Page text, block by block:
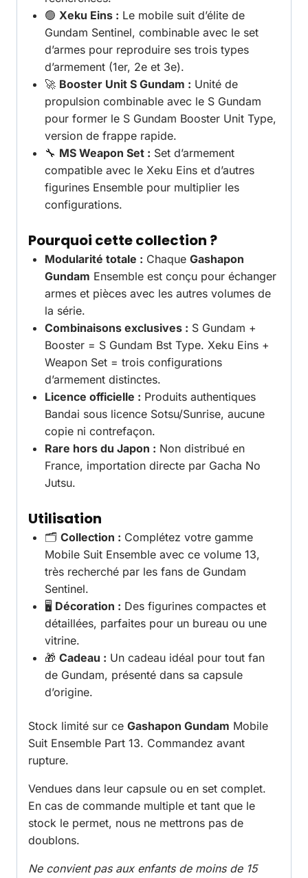
🟢 Xeku Eins : Le mobile suit d’élite de
Gundam Sentinel, combinable avec le set
d’armes pour reproduire ses trois types
d’armement (1er, 2e et 3e).
🚀 Booster Unit S Gundam : Unité de
propulsion combinable avec le S Gundam
pour former le S Gundam Booster Unit Type,
version de frappe rapide.
🔧 MS Weapon Set : Set d’armement
compatible avec le Xeku Eins et d’autres
figurines Ensemble pour multiplier les
configurations.
Pourquoi cette collection ?
Modularité totale : Chaque Gashapon
Gundam Ensemble est conçu pour échanger
armes et pièces avec les autres volumes de
la série.
Combinaisons exclusives : S Gundam +
Booster = S Gundam Bst Type. Xeku Eins +
Weapon Set = trois configurations
d’armement distinctes.
Licence officielle : Produits authentiques
Bandai sous licence Sotsu/Sunrise, aucune
copie ni contrefaçon.
Rare hors du Japon : Non distribué en
France, importation directe par Gacha No
Jutsu.
Utilisation
🗂️ Collection : Complétez votre gamme
Mobile Suit Ensemble avec ce volume 13,
très recherché par les fans de Gundam
Sentinel.
🖥️ Décoration : Des figurines compactes et
détaillées, parfaites pour un bureau ou une
vitrine.
🎁 Cadeau : Un cadeau idéal pour tout fan
de Gundam, présenté dans sa capsule
d’origine.
Stock limité sur ce Gashapon Gundam Mobile
Suit Ensemble Part 13. Commandez avant
rupture.
Vendues dans leur capsule ou en set complet.
En cas de commande multiple et tant que le
stock le permet, nous ne mettrons pas de
doublons.
Ne convient pas aux enfants de moins de 15